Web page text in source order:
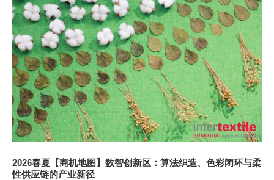
2026春夏【商机地图】数智创新区：算法织造、色彩闭环与柔
性供应链的产业新径